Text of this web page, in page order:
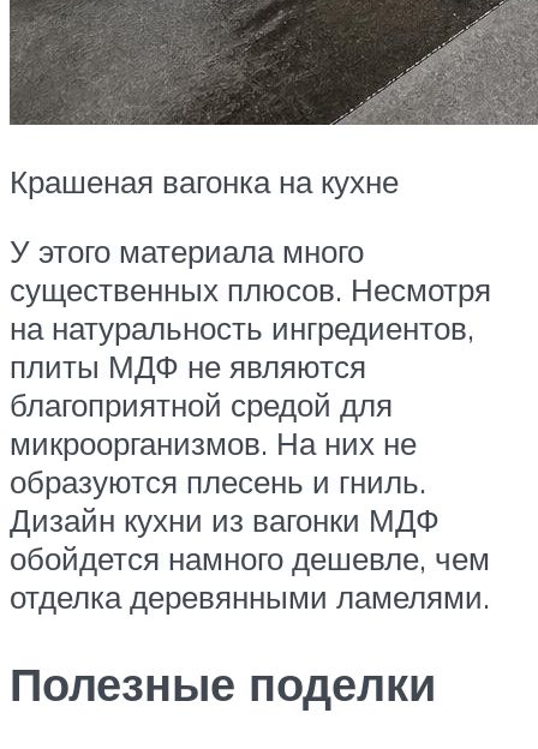
Крашеная вагонка на кухне
У этого материала много
существенных плюсов. Несмотря
на натуральность ингредиентов,
плиты МДФ не являются
благоприятной средой для
микроорганизмов. На них не
образуются плесень и гниль.
Дизайн кухни из вагонки МДФ
обойдется намного дешевле, чем
отделка деревянными ламелями.
Полезные поделки